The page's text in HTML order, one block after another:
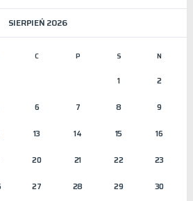
SIERPIEŃ 2026
C P S N
1 2
6 7 8 9
13 14 15 16
20 21 22 23
27 28 29 30